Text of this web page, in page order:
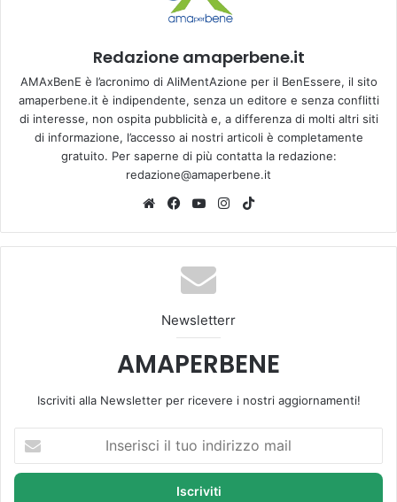
Redazione amaperbene.it
AMAxBenE è l’acronimo di AliMentAzione per il BenEssere, il sito
amaperbene.it è indipendente, senza un editore e senza conflitti
di interesse, non ospita pubblicità e, a differenza di molti altri siti
di informazione, l’accesso ai nostri articoli è completamente
gratuito. Per saperne di più contatta la redazione:
redazione@amaperbene.it
We
te
Fa
bo
ok
Yo
Tu
be
Ins
ra
k
Newsletterr
AMAPERBENE
Iscriviti alla Newsletter per ricevere i nostri aggiornamenti!
s